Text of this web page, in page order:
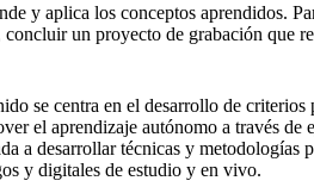
y aplica los conceptos aprendidos.
un proyecto de grabación que
se centra en el desarrollo de criterios
el aprendizaje autónomo a través de
a desarrollar técnicas y metodologías
y digitales de estudio y en vivo.